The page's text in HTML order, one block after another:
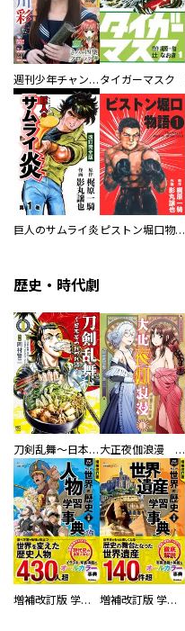
週刊少年チャンピオン タイガーマスク
巨人のサムライ炎 ピストン堀口物語
歴史・時代劇
刀剣乱舞～日本号つれづれ酒～ 大正夜伽浪漫 －金曜日の花嫁—
増補改訂版 学研まんが NEW世界の歴史 別巻 人物学習事典 増補改訂版 学研まんが NEW世界の歴史 別巻 世界遺産学習事典